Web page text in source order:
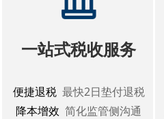
高效的通关服务
精准高效专业团队归类
便捷通关AEO认证报关
一站式税收服务
便捷退税 最快2日垫付退税
降本增效 简化监管侧沟通